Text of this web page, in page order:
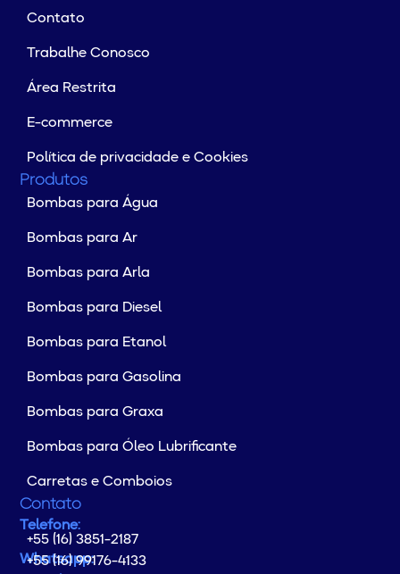
Contato
Trabalhe Conosco
Área Restrita
E-commerce
Política de privacidade e Cookies
Produtos
Bombas para Água
Bombas para Ar
Bombas para Arla
Bombas para Diesel
Bombas para Etanol
Bombas para Gasolina
Bombas para Graxa
Bombas para Óleo Lubrificante
Carretas e Comboios
Contato
Telefone:
+55 (16) 3851-2187
Whatsapp:
+55 (16) 99176-4133